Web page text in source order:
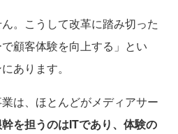
。こうして改革に踏み切った
顧客体験を向上する」とい
あります。
は、ほとんどがメディアサー
を担うのはITであり、体験の